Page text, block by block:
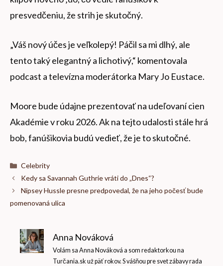
presvedčeniu, že strih je skutočný.
„Váš nový účes je veľkolepý! Páčil sa mi dlhý, ale
tento taký elegantný a lichotivý,“ komentovala
podcast a televízna moderátorka Mary Jo Eustace.
Moore bude údajne prezentovať na udeľovaní cien
Akadémie v roku 2026. Ak na tejto udalosti stále hrá
bob, fanúšikovia budú vedieť, že je to skutočné.
Kategórie
Celebrity
Kedy sa Savannah Guthrie vráti do „Dnes“?
Nipsey Hussle presne predpovedal, že na jeho počesť bude
pomenovaná ulica
Anna Nováková
Volám sa Anna Nováková a som redaktorkou na
Turčania.sk už päť rokov. S vášňou pre svet zábavy rada